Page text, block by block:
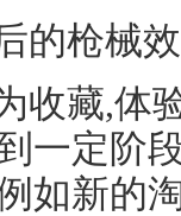
的枪械
收藏,体
一定阶
如新的